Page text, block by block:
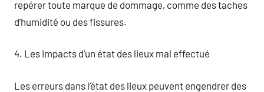
repérer toute marque de dommage, comme des taches
d’humidité ou des fissures.
4. Les impacts d’un état des lieux mal effectué
Les erreurs dans l’état des lieux peuvent engendrer des